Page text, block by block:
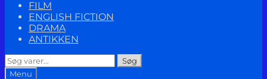
FILM
ENGLISH FICTION
DRAMA
ANTIKKEN
Søg
efter:
Søg
Menu